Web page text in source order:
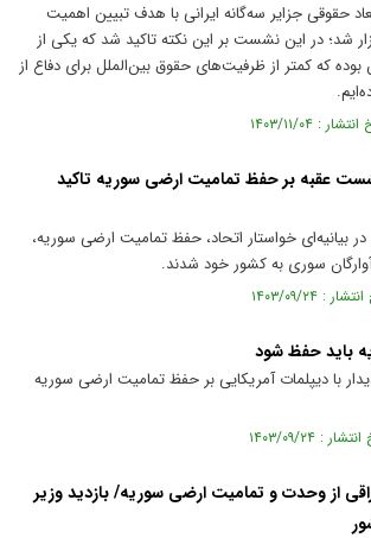
حقوقی جزایر سه‌گانه ایرانی با هدف تبیین اهمیت
شد؛ در این نشست بر این نکته تاکید شد که یکی از
که کمتر از ظرفیت‌های حقوق بین‌الملل برای دفاع از
عقبه بر حفظ تمامیت ارضی سوریه تاکید
بیانیه‌ای خواستار اتحاد، حفظ تمامیت ارضی سوریه،
سوری به کشور خود شدند.
باید حفظ شود
با دیپلمات آمریکایی بر حفظ تمامیت ارضی سوریه
از وحدت و تمامیت ارضی سوریه/ بازدید وزیر